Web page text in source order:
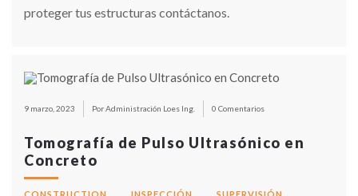
proteger tus estructuras contáctanos.
9 marzo, 2023 Por Administración Loes Ing. 0 Comentarios
Tomografía de Pulso Ultrasónico en
Concreto
CONSTRUCTION INSPECCIÓN SUPERVISIÓN